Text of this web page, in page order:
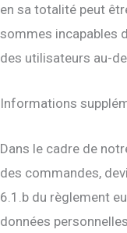
en sa totalité peut
sommes incapables
des utilisateurs au-
Informations
Dans le cadre de
des commandes,
6.1.b du règlement
données